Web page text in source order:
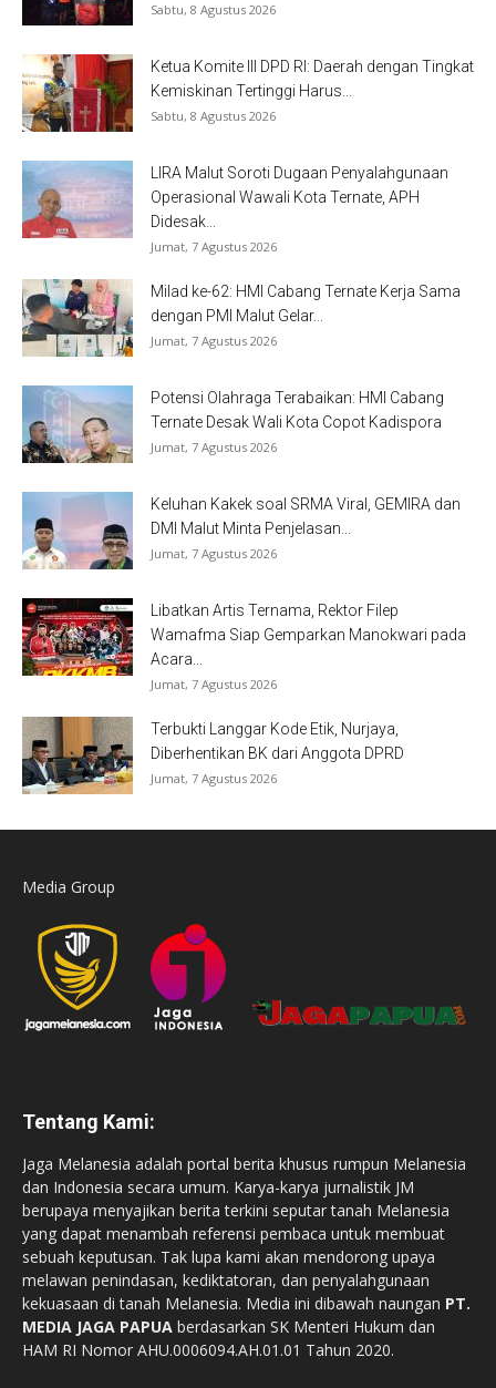
Sabtu, 8 Agustus 2026
Ketua Komite III DPD RI: Daerah dengan Tingkat
Kemiskinan Tertinggi Harus...
Sabtu, 8 Agustus 2026
LIRA Malut Soroti Dugaan Penyalahgunaan
Operasional Wawali Kota Ternate, APH
Didesak...
Jumat, 7 Agustus 2026
Milad ke-62: HMI Cabang Ternate Kerja Sama
dengan PMI Malut Gelar...
Jumat, 7 Agustus 2026
Potensi Olahraga Terabaikan: HMI Cabang
Ternate Desak Wali Kota Copot Kadispora
Jumat, 7 Agustus 2026
Keluhan Kakek soal SRMA Viral, GEMIRA dan
DMI Malut Minta Penjelasan...
Jumat, 7 Agustus 2026
Libatkan Artis Ternama, Rektor Filep
Wamafma Siap Gemparkan Manokwari pada
Acara...
Jumat, 7 Agustus 2026
Terbukti Langgar Kode Etik, Nurjaya,
Diberhentikan BK dari Anggota DPRD
Jumat, 7 Agustus 2026
Media Group
Tentang Kami:
Jaga Melanesia adalah portal berita khusus rumpun Melanesia
dan Indonesia secara umum. Karya-karya jurnalistik JM
berupaya menyajikan berita terkini seputar tanah Melanesia
yang dapat menambah referensi pembaca untuk membuat
sebuah keputusan. Tak lupa kami akan mendorong upaya
melawan penindasan, kediktatoran, dan penyalahgunaan
kekuasaan di tanah Melanesia. Media ini dibawah naungan PT.
MEDIA JAGA PAPUA berdasarkan SK Menteri Hukum dan
HAM RI Nomor AHU.0006094.AH.01.01 Tahun 2020.